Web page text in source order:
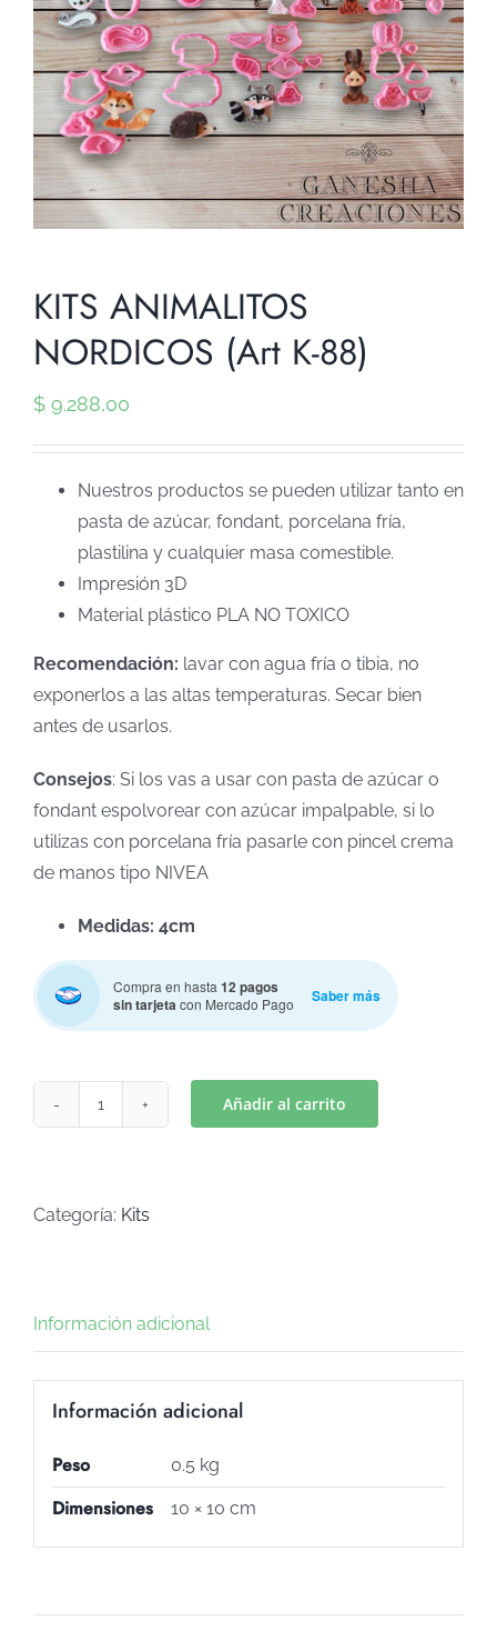
KITS ANIMALITOS
NORDICOS (Art K-88)
$ 9.288,00
Nuestros productos se pueden utilizar tanto en
pasta de azúcar, fondant, porcelana fría,
plastilina y cualquier masa comestible.
Impresión 3D
Material plástico PLA NO TOXICO
Recomendación: lavar con agua fría o tibia, no
exponerlos a las altas temperaturas. Secar bien
antes de usarlos.
Consejos: Si los vas a usar con pasta de azúcar o
fondant espolvorear con azúcar impalpable, si lo
utilizas con porcelana fría pasarle con pincel crema
de manos tipo NIVEA
Medidas: 4cm
Compra en hasta 12 pagos
sin tarjetacon Mercado Pago Saber más
(Art
Añadir al carrito
Categoría: Kits
Información adicional
Información adicional
Peso 0.5 kg
Dimensiones 10 × 10 cm